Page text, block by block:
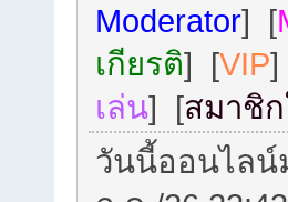
Moderator] [
เกียรติ] [VIP
เล่น] [สมาชิ
วันนี้ออนไลน์